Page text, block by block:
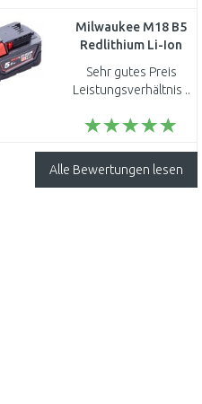
aber fest verankert.
Die Schnittleistung
ist a..
Milwaukee M18 B5
Redlithium Li-Ion
Akku (18V/5,0Ah)
4932430483
Sehr gutes Preis
Leistungsverhältnis ..
Alle Bewertungen lesen